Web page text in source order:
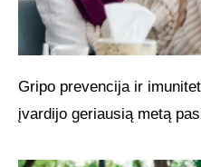
Gripo prevencija ir
įvardijo geriausią metą